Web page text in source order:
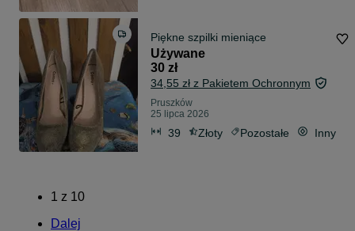
Piękne szpilki mieniące
Używane
30 zł
34,55 zł z Pakietem Ochronnym
Pruszków
25 lipca 2026
39 Złoty Pozostałe Inny
1 z 10
Dalej